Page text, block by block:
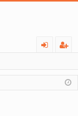
д
ис
тр